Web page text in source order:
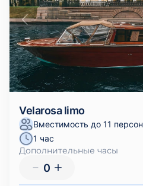
Velarosa limo
Вместимость до 11 персон
1 час
Дополнительные часы
0